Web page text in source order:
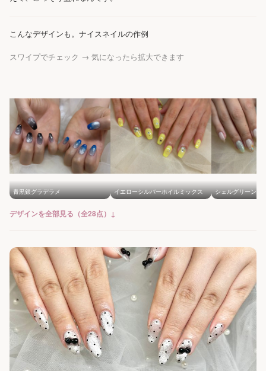
こんなデザインも。ナイスネイルの作例
スワイプでチェック → 気になったら拡大できます
青黒銀グラデラメ イエローシルバーホイルミックス シェルグリーング
デザインを全部見る（全28点）↓